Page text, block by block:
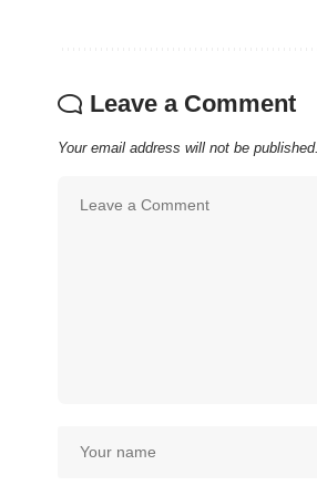
Leave a Comment
Your email address will not be published.